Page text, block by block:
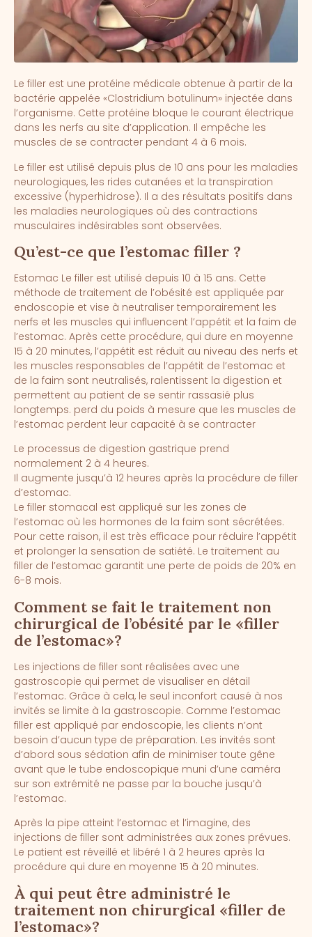
Le filler est une protéine médicale obtenue à partir de la
bactérie appelée «Clostridium botulinum» injectée dans
l’organisme. Cette protéine bloque le courant électrique
dans les nerfs au site d’application. Il empêche les
muscles de se contracter pendant 4 à 6 mois.
Le filler est utilisé depuis plus de 10 ans pour les maladies
neurologiques, les rides cutanées et la transpiration
excessive (hyperhidrose). Il a des résultats positifs dans
les maladies neurologiques où des contractions
musculaires indésirables sont observées.
Qu’est-ce que l’estomac filler ?
Estomac Le filler est utilisé depuis 10 à 15 ans. Cette
méthode de traitement de l’obésité est appliquée par
endoscopie et vise à neutraliser temporairement les
nerfs et les muscles qui influencent l’appétit et la faim de
l’estomac. Après cette procédure, qui dure en moyenne
15 à 20 minutes, l’appétit est réduit au niveau des nerfs et
les muscles responsables de l’appétit de l’estomac et
de la faim sont neutralisés, ralentissent la digestion et
permettent au patient de se sentir rassasié plus
longtemps. perd du poids à mesure que les muscles de
l’estomac perdent leur capacité à se contracter
Le processus de digestion gastrique prend
normalement 2 à 4 heures.
Il augmente jusqu’à 12 heures après la procédure de filler
d’estomac.
Le filler stomacal est appliqué sur les zones de
l’estomac où les hormones de la faim sont sécrétées.
Pour cette raison, il est très efficace pour réduire l’appétit
et prolonger la sensation de satiété. Le traitement au
filler de l’estomac garantit une perte de poids de 20% en
6-8 mois.
Comment se fait le traitement non
chirurgical de l’obésité par le «filler
de l’estomac»?
Les injections de filler sont réalisées avec une
gastroscopie qui permet de visualiser en détail
l’estomac. Grâce à cela, le seul inconfort causé à nos
invités se limite à la gastroscopie. Comme l’estomac
filler est appliqué par endoscopie, les clients n’ont
besoin d’aucun type de préparation. Les invités sont
d’abord sous sédation afin de minimiser toute gêne
avant que le tube endoscopique muni d’une caméra
sur son extrémité ne passe par la bouche jusqu’à
l’estomac.
Après la pipe atteint l’estomac et l’imagine, des
injections de filler sont administrées aux zones prévues.
Le patient est réveillé et libéré 1 à 2 heures après la
procédure qui dure en moyenne 15 à 20 minutes.
À qui peut être administré le
traitement non chirurgical «filler de
l’estomac»?